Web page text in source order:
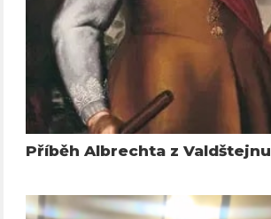
Příběh Albrechta z Valdštejnu